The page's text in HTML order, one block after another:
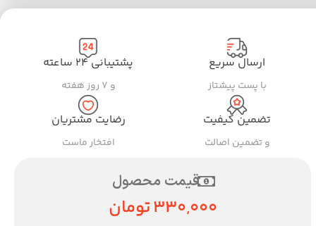
ارسال سریع
با پست پیشتاز
پشتیبانی ۲۴ ساعته
و ۷ روز هفته
تضمین کیفیت
و تضمین اصالت
رضایت مشتریان
افتخار ماست
قیمت محصول
330,000تومان